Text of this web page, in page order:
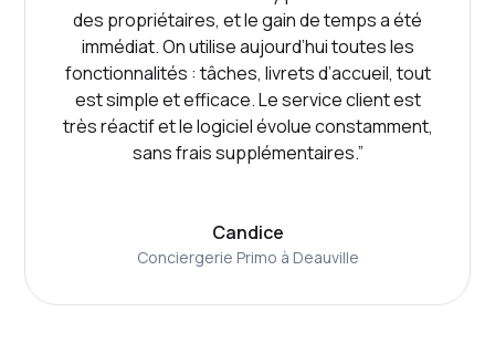
des propriétaires, et le gain de temps a été
immédiat. On utilise aujourd’hui toutes les
fonctionnalités : tâches, livrets d’accueil, tout
est simple et efficace. Le service client est
très réactif et le logiciel évolue constamment,
sans frais supplémentaires.”
Candice
Conciergerie Primo à Deauville